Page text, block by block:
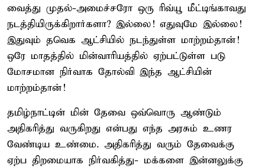
வைத்து முதல்-அமைச்சரோ ஒரு ரிவ்யூ மீட்டிங்காவது
நடத்தியிருக்கிறார்களா? இல்லை! எதுவுமே இல்லை!
இதுவும் தவெக ஆட்சியில் நடந்துள்ள மாற்றம்தான்!
ஒரே மாதத்தில் மின்வாரியத்தில் ஏற்பட்டுள்ள படு
மோசமான நிர்வாக தோல்வி இந்த ஆட்சியின்
மாற்றம்தான்!
தமிழ்நாட்டின் மின் தேவை ஒவ்வொரு ஆண்டும்
அதிகரித்து வருகிறது என்பது எந்த அரசும் உணர
வேண்டிய உண்மை. அதிகரித்து வரும் தேவைக்கு
ஏற்ப திறமையாக நிர்வகித்து- மக்களை இன்னலுக்கு